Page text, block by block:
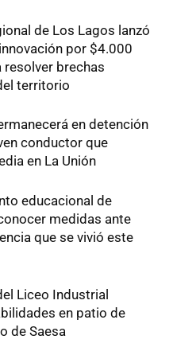
de Los Lagos lanzó
por $4.000
resolver brechas
territorio
en detención
conductor que
en La Unión
educacional de
medidas ante
que se vivió este
Liceo Industrial
en patio de
de Saesa